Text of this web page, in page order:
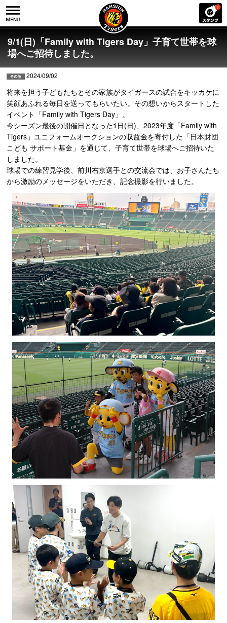
9/1(日)「Family with Tigers Day」子育て世帯を球
場へご招待しました。
2024/09/02
将来を担う子どもたちとその家族がタイガースの試合をキッカケに
笑顔あふれる毎日を送ってもらいたい。その想いからスタートした
イベント「Family with Tigers Day」。
今シーズン最後の開催日となった1日(日)、2023年度「Family with
Tigers」ユニフォームオークションの収益金を寄付した「日本財団
こども サポート基金」を通じて、子育て世帯を球場へご招待いた
しました。
球場での練習見学後、前川右京選手との交流会では、お子さんたち
から激励のメッセージをいただき、記念撮影を行いました。